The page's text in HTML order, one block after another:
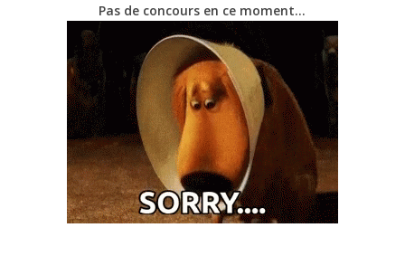
Pas de concours en ce moment…